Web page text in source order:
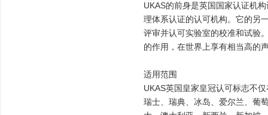
UKAS的前身是英国国家认证机
理体系认证的认可机构。它的另
评审并认可实验室的校准和试验
的作用，在世界上享有相当高的
适用范围
UKAS英国皇家皇冠认可标志不
瑞士、瑞典、冰岛、爱尔兰、葡